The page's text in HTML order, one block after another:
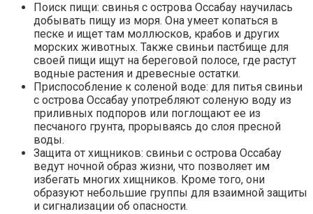
Поиск пищи: свинья с острова Оссабау научилась
добывать пищу из моря. Она умеет копаться в
песке и ищет там моллюсков, крабов и других
морских животных. Также свиньи пастбище для
своей пищи ищут на береговой полосе, где растут
водные растения и древесные остатки.
Приспособление к соленой воде: для питья свиньи
с острова Оссабау употребляют соленую воду из
приливных подпоров или поглощают ее из
песчаного грунта, прорываясь до слоя пресной
воды.
Защита от хищников: свиньи с острова Оссабау
ведут ночной образ жизни, что позволяет им
избегать многих хищников. Кроме того, они
образуют небольшие группы для взаимной защиты
и сигнализации об опасности.